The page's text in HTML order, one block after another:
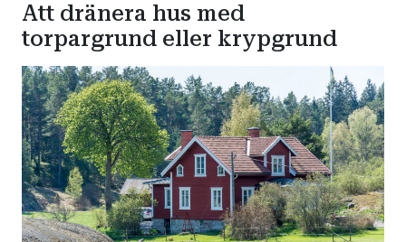
Att dränera hus med
torpargrund eller krypgrund